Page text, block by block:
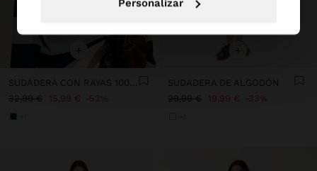
Personalizar
SUDADERA CON RAYAS 100% ALGODÓN
32,99 €
15,99 € 52%
SUDADERA DE ALGODÓN
29,99 €
19,99 € 33%